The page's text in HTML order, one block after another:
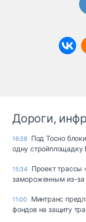
Дороги,
16:38 Под Тосно
одну
15:34
Проект трассы
замороженным из-за
11:00
Минтранс
фондов на защиту